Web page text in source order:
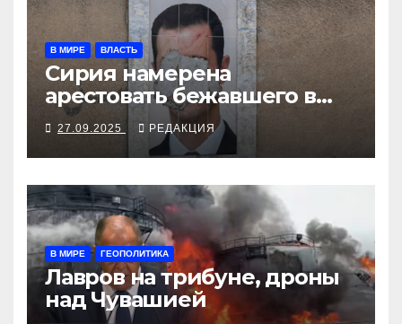
В МИРЕ ВЛАСТЬ
Сирия намерена
арестовать бежавшего в
Москву экс-диктатора
27.09.2025 РЕДАКЦИЯ
В МИРЕ ГЕОПОЛИТИКА
Лавров на трибуне, дроны
над Чувашией